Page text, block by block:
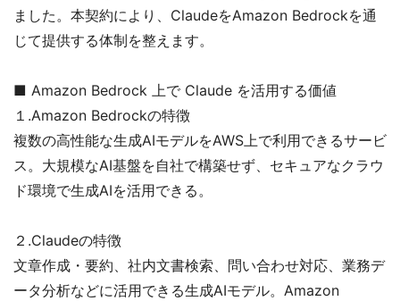
ました。本契約により、ClaudeをAmazon Bedrockを通
じて提供する体制を整えます。
■ Amazon Bedrock 上で Claude を活用する価値
１.Amazon Bedrockの特徴
複数の高性能な生成AIモデルをAWS上で利用できるサービ
ス。大規模なAI基盤を自社で構築せず、セキュアなクラウ
ド環境で生成AIを活用できる。
２.Claudeの特徴
文章作成・要約、社内文書検索、問い合わせ対応、業務デ
ータ分析などに活用できる生成AIモデル。Amazon